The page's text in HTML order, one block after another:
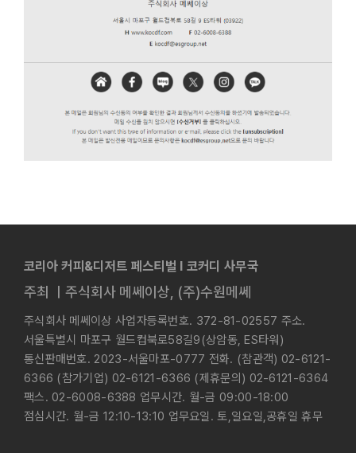
코리아 커피&디저트 페스티벌 l 코커디 사무국
주최 ㅣ주식회사 메쎄이상, (주)수원메쎄
주식회사 메쎄이상 사업자등록번호. 372-81-02557 주소.
서울특별시 마포구 월드컵북로58길9(상암동, ES타워)
통신판매번호. 2023-서울마포-0777 전화. (참관객) 02-6121-
6366 (참가기업) 02-6121-6366 (제휴문의) 02-6121-6364
팩스. 02-6008-6388 업무시간. 월-금 09:00-18:00
점심시간. 월-금 12:10-13:10 업무요일. 토,일요일,공휴일 휴무